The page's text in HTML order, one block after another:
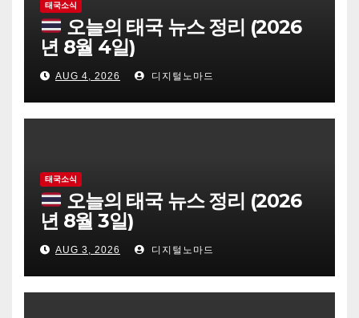
태국소식
오늘의 태국 뉴스 정리 (2026
년 8월 4일)
AUG 4, 2026 디지털노마드
태국소식
오늘의 태국 뉴스 정리 (2026
년 8월 3일)
AUG 3, 2026 디지털노마드